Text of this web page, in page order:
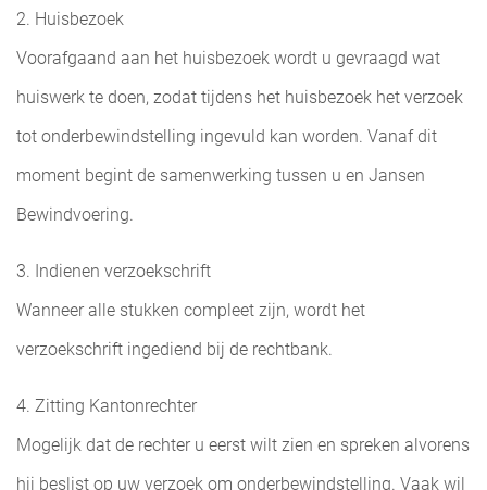
2. Huisbezoek
Voorafgaand aan het huisbezoek wordt u gevraagd wat
huiswerk te doen, zodat tijdens het huisbezoek het verzoek
tot onderbewindstelling ingevuld kan worden. Vanaf dit
moment begint de samenwerking tussen u en Jansen
Bewindvoering.
3. Indienen verzoekschrift
Wanneer alle stukken compleet zijn, wordt het
verzoekschrift ingediend bij de rechtbank.
4. Zitting Kantonrechter
Mogelijk dat de rechter u eerst wilt zien en spreken alvorens
hij beslist op uw verzoek om onderbewindstelling. Vaak wil